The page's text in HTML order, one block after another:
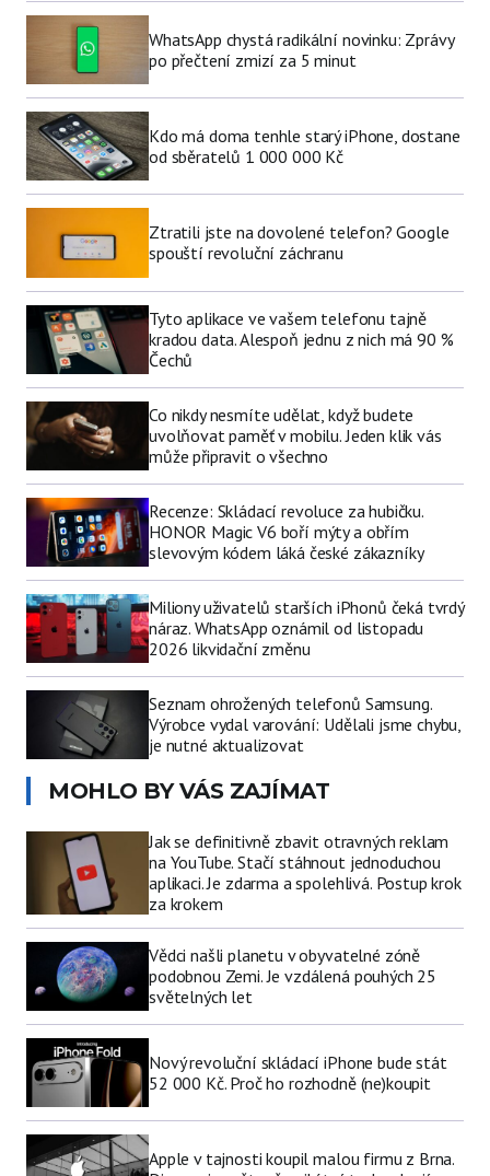
WhatsApp chystá radikální novinku: Zprávy
po přečtení zmizí za 5 minut
Kdo má doma tenhle starý iPhone, dostane
od sběratelů 1 000 000 Kč
Ztratili jste na dovolené telefon? Google
spouští revoluční záchranu
Tyto aplikace ve vašem telefonu tajně
kradou data. Alespoň jednu z nich má 90 %
Čechů
Co nikdy nesmíte udělat, když budete
uvolňovat paměť v mobilu. Jeden klik vás
může připravit o všechno
Recenze: Skládací revoluce za hubičku.
HONOR Magic V6 boří mýty a obřím
slevovým kódem láká české zákazníky
Miliony uživatelů starších iPhonů čeká tvrdý
náraz. WhatsApp oznámil od listopadu
2026 likvidační změnu
Seznam ohrožených telefonů Samsung.
Výrobce vydal varování: Udělali jsme chybu,
je nutné aktualizovat
MOHLO BY VÁS ZAJÍMAT
Jak se definitivně zbavit otravných reklam
na YouTube. Stačí stáhnout jednoduchou
aplikaci. Je zdarma a spolehlivá. Postup krok
za krokem
Vědci našli planetu v obyvatelné zóně
podobnou Zemi. Je vzdálená pouhých 25
světelných let
Nový revoluční skládací iPhone bude stát
52 000 Kč. Proč ho rozhodně (ne)koupit
Apple v tajnosti koupil malou firmu z Brna.